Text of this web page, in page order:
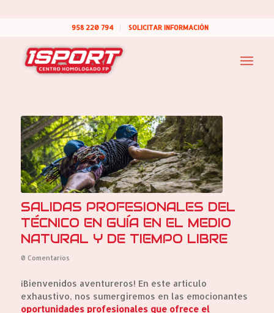
958 220 794 SOLICITAR INFORMACIÓN
SALIDAS PROFESIONALES DEL
TÉCNICO EN GUÍA EN EL MEDIO
NATURAL Y DE TIEMPO LIBRE
0 Comentarios
¡Bienvenidos aventureros! En este artículo
exhaustivo, nos sumergiremos en las emocionantes
oportunidades profesionales que ofrece el